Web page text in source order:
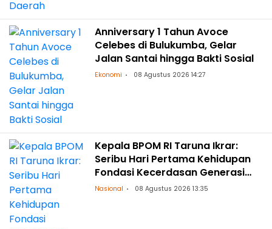
Anniversary 1 Tahun Avoce
Celebes di Bulukumba, Gelar
Jalan Santai hingga Bakti Sosial
Ekonomi 08 Agustus 2026 14:27
Kepala BPOM RI Taruna Ikrar:
Seribu Hari Pertama Kehidupan
Fondasi Kecerdasan Generasi
Masa Depan
Nasional 08 Agustus 2026 13:35